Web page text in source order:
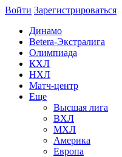
Войти Зарегиcтрироваться
Динамо
Betera-Экстралига
Олимпиада
КХЛ
НХЛ
Матч-центр
Еще
Высшая лига
ВХЛ
МХЛ
Америка
Европа